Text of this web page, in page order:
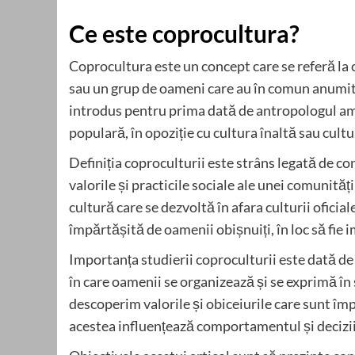
Ce este coprocultura?
Coprocultura este un concept care se referă
sau un grup de oameni care au în comun
introdus pentru prima dată de antropologul
populară, în opoziție cu cultura înaltă sau
Definiția coproculturii este strâns legată de
valorile și practicile sociale ale unei
cultură care se dezvoltă în afara culturii
împărtășită de oamenii obișnuiți, în loc să fie
Importanța studierii coproculturii este dată
în care oamenii se organizează și se exprimă
descoperim valorile și obiceiurile care sunt
acestea influențează comportamentul și